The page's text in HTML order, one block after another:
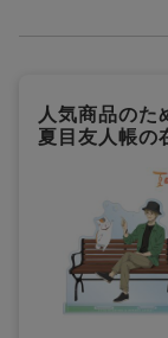
人気商品のた
夏目友人帳の